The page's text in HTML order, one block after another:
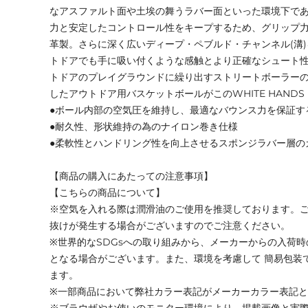
なアスファルト面や土埃の舞うラバー面といった環境下で
力と安定したコントロール性をキープするため、グリップ
革製。さらに深く広いディープ・ペブルド・チャンネル(
トドアでも手に吸い付くような感触とより正確なシュート
トドアのプレイグラウンドに繰り出すストリートボーラー
したアウトドア用バスケットボールがこのWHITE
●ボール内部の空気圧を維持し、最適なバウンス力を保証
●耐久性、形状維持の為のナイロン巻き仕様
●柔軟性とハンドリング性を向上させるスポンジラバー層
【商品の購入にあたっての注意事項】
【こちらの商品について】
※空気を入れる際は潤滑油のご使用を推奨しております。
抜けが発生する場合がございますのでご注意ください。
※世界的なSDGsへの取り組みから、メーカーからの入荷
となる場合がございます。また、環境を考慮して 簡易包
ます。
※一部商品において弊社カラー表記がメーカーカラー表記